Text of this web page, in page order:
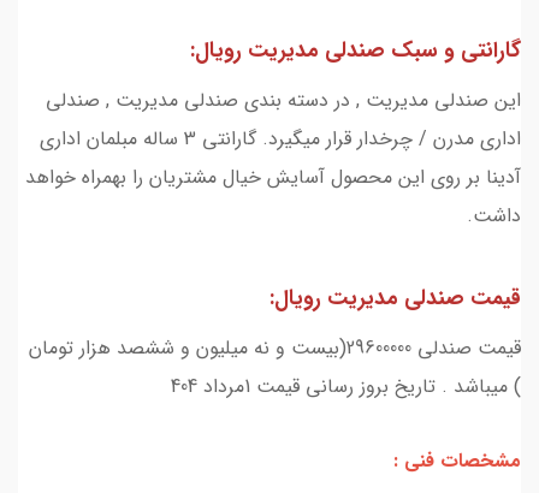
گارانتی و سبک صندلی مدیریت رویال:
این صندلی مدیریت , در دسته بندی صندلی مدیریت , صندلی
اداری مدرن / چرخدار قرار میگیرد. گارانتی 3 ساله مبلمان اداری
آدینا بر روی این محصول آسایش خیال مشتریان را بهمراه خواهد
داشت.
قیمت صندلی مدیریت رویال:
قیمت صندلی 29600000(بیست و نه میلیون و ششصد هزار تومان
) میباشد . تاریخ بروز رسانی قیمت 1مرداد 404
مشخصات فني :